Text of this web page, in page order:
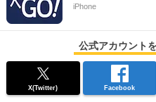
iPhone
公式アカウント
X(Twitter) Facebook